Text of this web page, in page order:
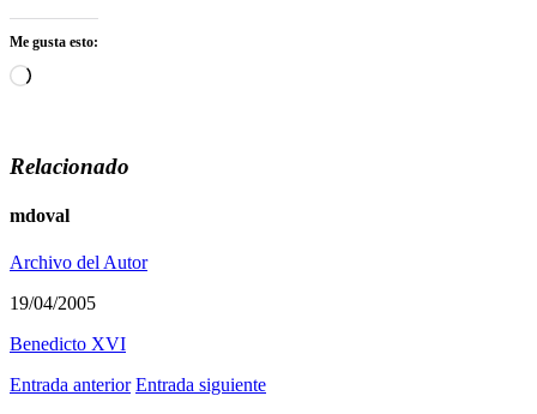
Me gusta esto:
Cargando...
Relacionado
mdoval
Archivo del Autor
19/04/2005
Benedicto XVI
Entrada anterior Entrada siguiente